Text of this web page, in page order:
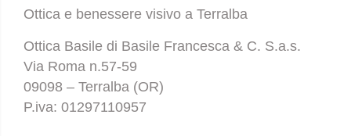
Ottica e benessere visivo a Terralba
Ottica Basile di Basile Francesca & C. S.a.s.
Via Roma n.57-59
09098 – Terralba (OR)
P.iva: 01297110957